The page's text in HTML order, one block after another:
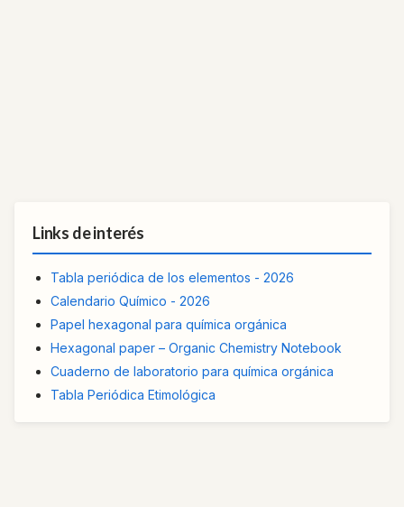
Links de interés
Tabla periódica de los elementos - 2026
Calendario Químico - 2026
Papel hexagonal para química orgánica
Hexagonal paper – Organic Chemistry Notebook
Cuaderno de laboratorio para química orgánica
Tabla Periódica Etimológica